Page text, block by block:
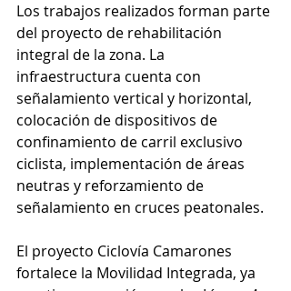
Los trabajos realizados forman parte
del proyecto de rehabilitación
integral de la zona. La
infraestructura cuenta con
señalamiento vertical y horizontal,
colocación de dispositivos de
confinamiento de carril exclusivo
ciclista, implementación de áreas
neutras y reforzamiento de
señalamiento en cruces peatonales.
El proyecto Ciclovía Camarones
fortalece la Movilidad Integrada, ya